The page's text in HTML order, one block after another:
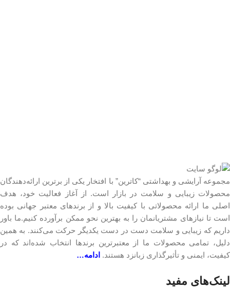
مجموعه آرایشی و بهداشتی “کاترین” با افتخار یکی از برترین ارائه‌دهندگان
محصولات زیبایی و سلامت در بازار است. از آغاز فعالیت خود، هدف
اصلی ما ارائه محصولاتی با کیفیت بالا و از برندهای معتبر جهانی بوده
است تا نیازهای مشتریانمان را به بهترین نحو ممکن برآورده کنیم.ما باور
داریم که زیبایی و سلامت دست در دست یکدیگر حرکت می‌کنند. به همین
دلیل، تمامی محصولات ما از معتبرترین برندها انتخاب شده‌اند که در
کیفیت، ایمنی و تأثیرگذاری زبانزد هستند. ادامه…
لینک‎‌های مفید